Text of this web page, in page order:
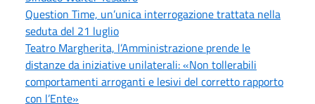
Question Time, un’unica interrogazione trattata nella
seduta del 21 luglio
Teatro Margherita, l’Amministrazione prende le
distanze da iniziative unilaterali: «Non tollerabili
comportamenti arroganti e lesivi del corretto rapporto
con l’Ente»